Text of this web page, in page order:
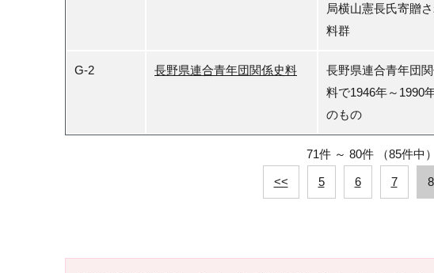
局横山憲長氏寄贈
料群
G-2 長野県連合青年団関係史料
長野県連合青年団
料で1946年～1990
のもの
71件 ～ 80件 （85件中）
<< 5 6 7 8